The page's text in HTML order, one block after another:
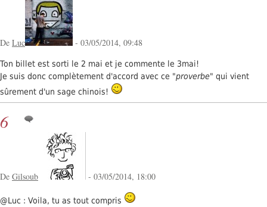
De Luc - 03/05/2014, 09:48
Ton billet est sorti le 2 mai et je commente le 3mai!
Je suis donc complètement d'accord avec ce "proverbe" qui vient
sûrement d'un sage chinois!
6
De Gilsoub - 03/05/2014, 18:00
@Luc : Voila, tu as tout compris